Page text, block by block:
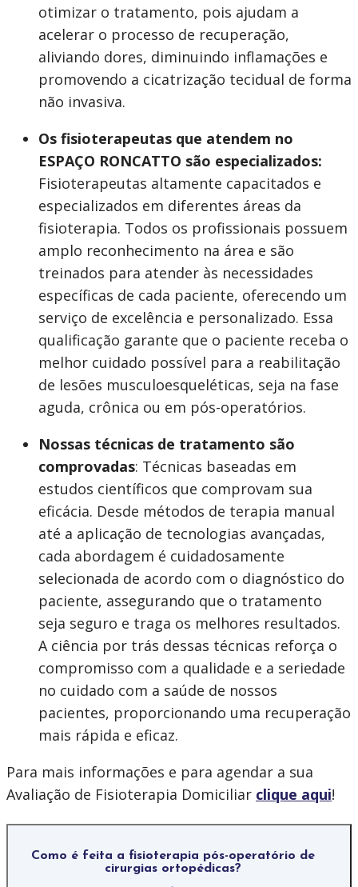
otimizar o tratamento, pois ajudam a
acelerar o processo de recuperação,
aliviando dores, diminuindo inflamações e
promovendo a cicatrização tecidual de forma
não invasiva.
Os fisioterapeutas que atendem no
ESPAÇO RONCATTO são especializados:
Fisioterapeutas altamente capacitados e
especializados em diferentes áreas da
fisioterapia. Todos os profissionais possuem
amplo reconhecimento na área e são
treinados para atender às necessidades
específicas de cada paciente, oferecendo um
serviço de excelência e personalizado. Essa
qualificação garante que o paciente receba o
melhor cuidado possível para a reabilitação
de lesões musculoesqueléticas, seja na fase
aguda, crônica ou em pós-operatórios.
Nossas técnicas de tratamento são
comprovadas: Técnicas baseadas em
estudos científicos que comprovam sua
eficácia. Desde métodos de terapia manual
até a aplicação de tecnologias avançadas,
cada abordagem é cuidadosamente
selecionada de acordo com o diagnóstico do
paciente, assegurando que o tratamento
seja seguro e traga os melhores resultados.
A ciência por trás dessas técnicas reforça o
compromisso com a qualidade e a seriedade
no cuidado com a saúde de nossos
pacientes, proporcionando uma recuperação
mais rápida e eficaz.
Para mais informações e para agendar a sua
Avaliação de Fisioterapia Domiciliar clique aqui!
Como é feita a fisioterapia pós-operatório de
cirurgias ortopédicas?